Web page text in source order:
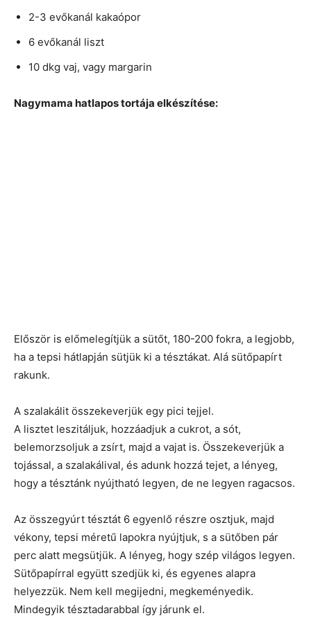
2-3 evőkanál kakaópor
6 evőkanál liszt
10 dkg vaj, vagy margarin
Nagymama hatlapos tortája elkészítése:
Először is előmelegítjük a sütőt, 180-200 fokra, a legjobb,
ha a tepsi hátlapján sütjük ki a tésztákat. Alá sütőpapírt
rakunk.
A szalakálit összekeverjük egy pici tejjel.
A lisztet leszitáljuk, hozzáadjuk a cukrot, a sót,
belemorzsoljuk a zsírt, majd a vajat is. Összekeverjük a
tojással, a szalakálival, és adunk hozzá tejet, a lényeg,
hogy a tésztánk nyújtható legyen, de ne legyen ragacsos.
Az összegyúrt tésztát 6 egyenlő részre osztjuk, majd
vékony, tepsi méretű lapokra nyújtjuk, s a sütőben pár
perc alatt megsütjük. A lényeg, hogy szép világos legyen.
Sütőpapírral együtt szedjük ki, és egyenes alapra
helyezzük. Nem kell megijedni, megkeményedik.
Mindegyik tésztadarabbal így járunk el.